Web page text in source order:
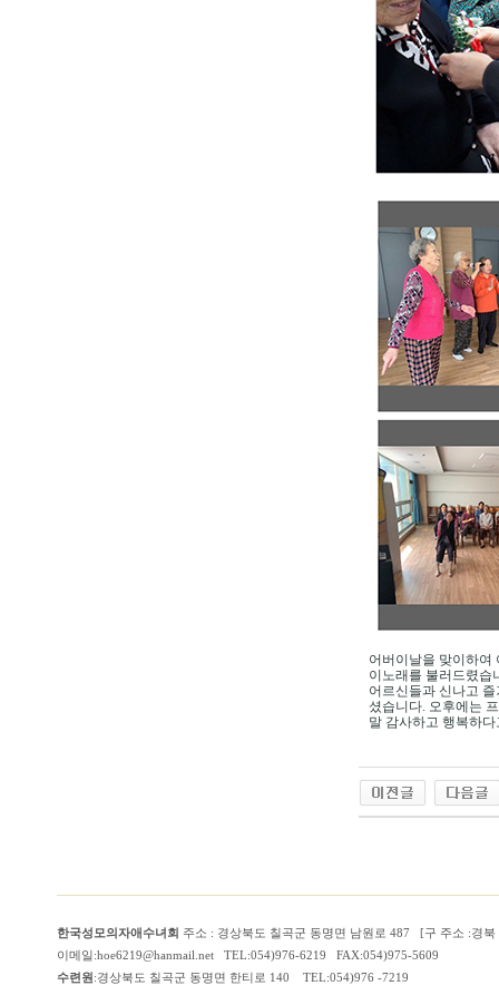
어버이날을 맞이하여
이노래를 불러드렸습
어르신들과 신나고
셨습니다. 오후에는
말 감사하고 행복하
한국성모의자애수녀회 주소 : 경상북도 칠곡군 동명면 남원로 487 [구 주소 :경
이메일:hoe6219@hanmail.net TEL:054)976-6219 FAX:054)975-5609
수련원:경상북도 칠곡군 동명면 한티로 140 TEL:054)976 -7219